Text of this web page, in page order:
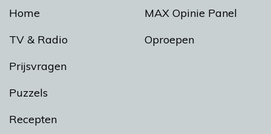
Home
TV & Radio
Prijsvragen
Puzzels
Recepten
MAX Opinie Panel
Oproepen